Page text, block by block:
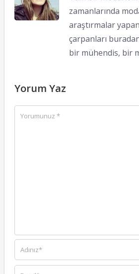
zamanlarında
araştırmalar
çarpanları
bir mühendis, bir
Yorum Yaz